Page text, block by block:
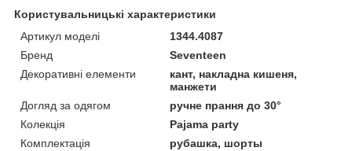
Користувальницькі характеристики
Артикул моделі
1344.4087
Бренд
Seventeen
Декоративні елементи
кант, накладна кишеня,
манжети
Догляд за одягом
ручне прання до 30°
Колекція
Pajama party
Комплектація
рубашка, шорты